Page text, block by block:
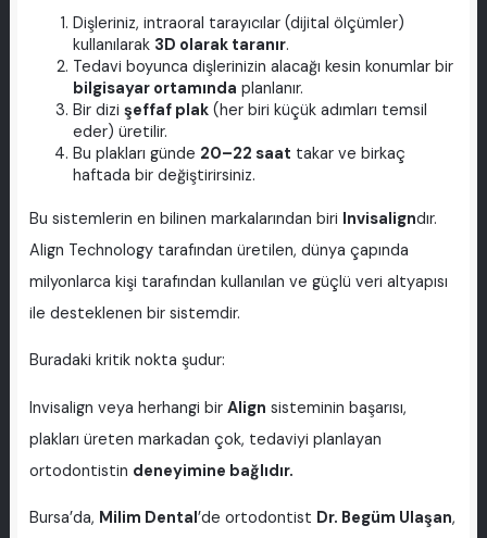
Dişleriniz, intraoral tarayıcılar (dijital ölçümler)
kullanılarak 3D olarak taranır.
Tedavi boyunca dişlerinizin alacağı kesin konumlar bir
bilgisayar ortamında planlanır.
Bir dizi şeffaf plak(her biri küçük adımları temsil
eder) üretilir.
Bu plakları günde 20–22 saat takar ve birkaç
haftada bir değiştirirsiniz.
Bu sistemlerin en bilinen markalarından biri Invisaligndır.
Align Technology tarafından üretilen, dünya çapında
milyonlarca kişi tarafından kullanılan ve güçlü veri altyapısı
ile desteklenen bir sistemdir.
Buradaki kritik nokta şudur:
Invisalign veya herhangi bir Align sisteminin başarısı,
plakları üreten markadan çok, tedaviyi planlayan
ortodontistin deneyimine bağlıdır.
Bursa’da, Milim Dental’de ortodontist Dr. Begüm Ulaşan,